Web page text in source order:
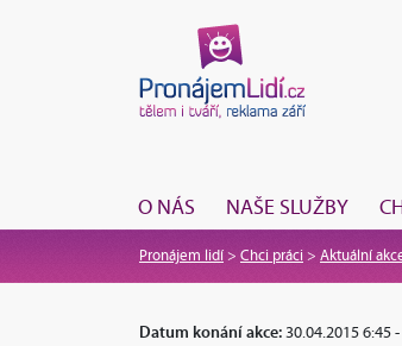
O NÁS NAŠE SLUŽBY
Pronájem lidí> Chci práci> Aktuální
Datum konání akce:30.04.2015 6:45